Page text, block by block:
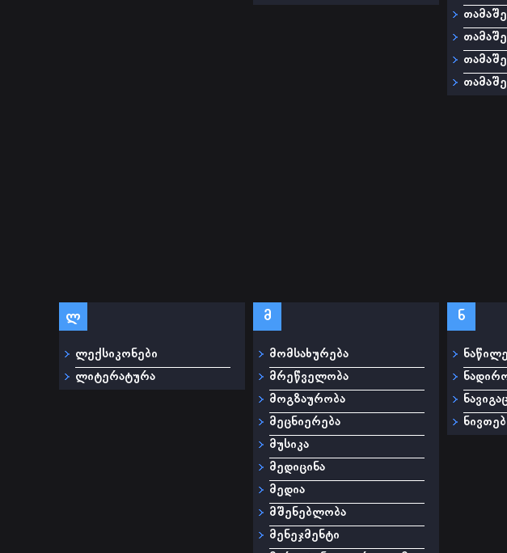
ლ
ლექსიკონები
ლიტერატურა
მ
მომსახურება
მრეწველობა
მოგზაურობა
მეცნიერება
მუსიკა
მედიცინა
მედია
მშენებლობა
მენეჯმენტი
ნ